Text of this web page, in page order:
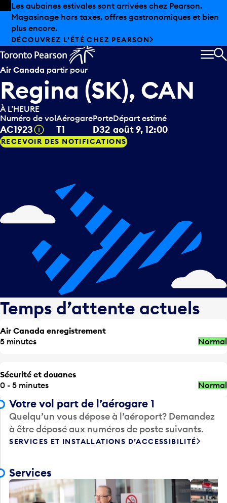
Skip to offers
Passer au contenu principal
Les aubaines estivales sont arrivées chez Pearson.
Magasinage hors taxes, offres gastronomiques et bien
plus encore.
DÉCOUVREZ L’ÉTÉ CHEZ PEARSON
Air Canada partir pour
Regina (SK), CAN
À L’HEURE
Numéro de vol
AC1923 Infobulle
Aérogare
T1
Porte
D32
Départ estimé
août 9, 12:00
RECEVOIR DES NOTIFICATIONS
Temps d’attente actuels
Air Canada enregistrement
5 minutes
Normal
Sécurité et douanes
0 - 5 minutes
Normal
Votre vol part de l’aérogare 1
Quelqu’un vous dépose à l’aéroport? Demandez
à être déposé aux numéros de poste suivants.
SERVICES ET INSTALLATIONS D’ACCESSIBILITÉ
Services